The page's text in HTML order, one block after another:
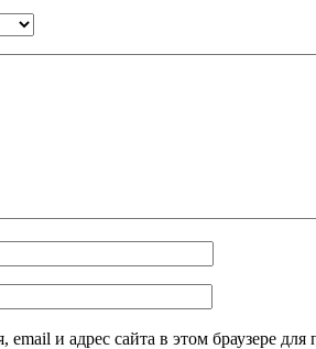
email и адрес сайта в этом браузере